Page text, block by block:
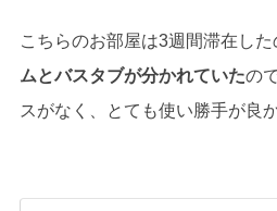
こちらのお部屋は3週間滞在した
ムとバスタブが分かれていたの
スがなく、とても使い勝手が良